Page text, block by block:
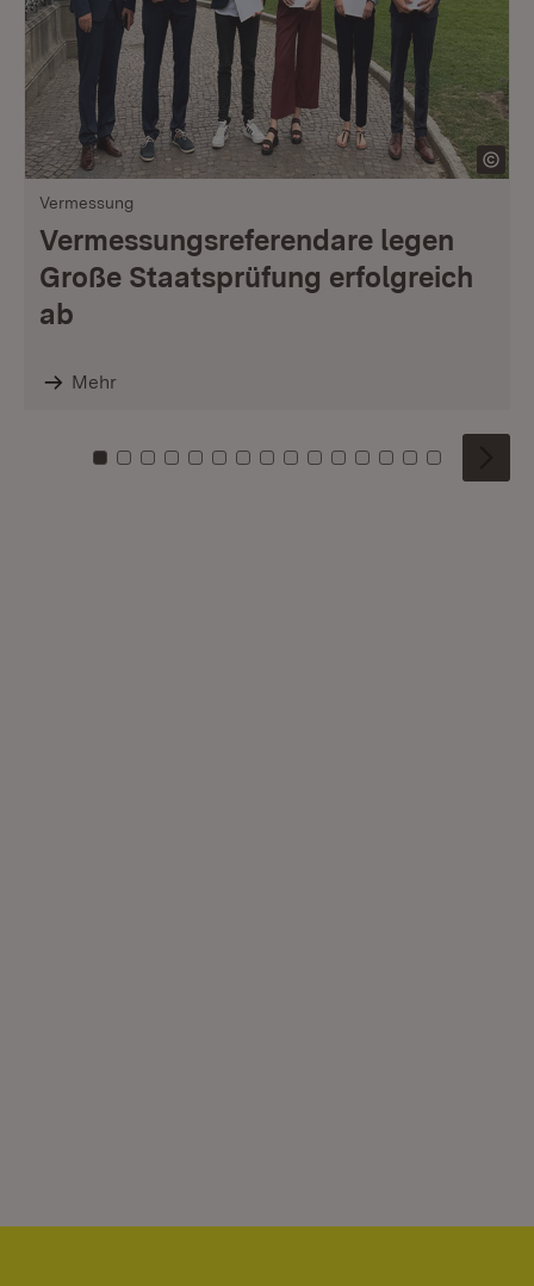
Vermessung
Vermessungsreferendare legen
Große Staatsprüfung erfolgreich
ab
Mehr
Zu Kachel: 0
Zu Kachel: 1
Zu Kachel: 2
Zu Kachel: 3
Zu Kachel: 4
Zu Kachel: 5
Zu Kachel: 6
Zu Kachel: 7
Zu Kachel: 8
Zu Kachel: 9
Zu Kachel: 10
Zu Kachel: 11
Zu Kachel: 12
Zu Kachel:
Zu